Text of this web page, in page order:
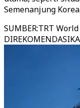
Semenanjung
SUMBER:TRT